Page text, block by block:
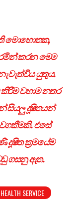
මොහොතක,
කරන මෙම
යුතුය.
වහාම නතර
සියලු දූෂිතයන්
එසේ
දූෂිත ක්‍රමයේම
ගසනු ඇත.
SERVICE